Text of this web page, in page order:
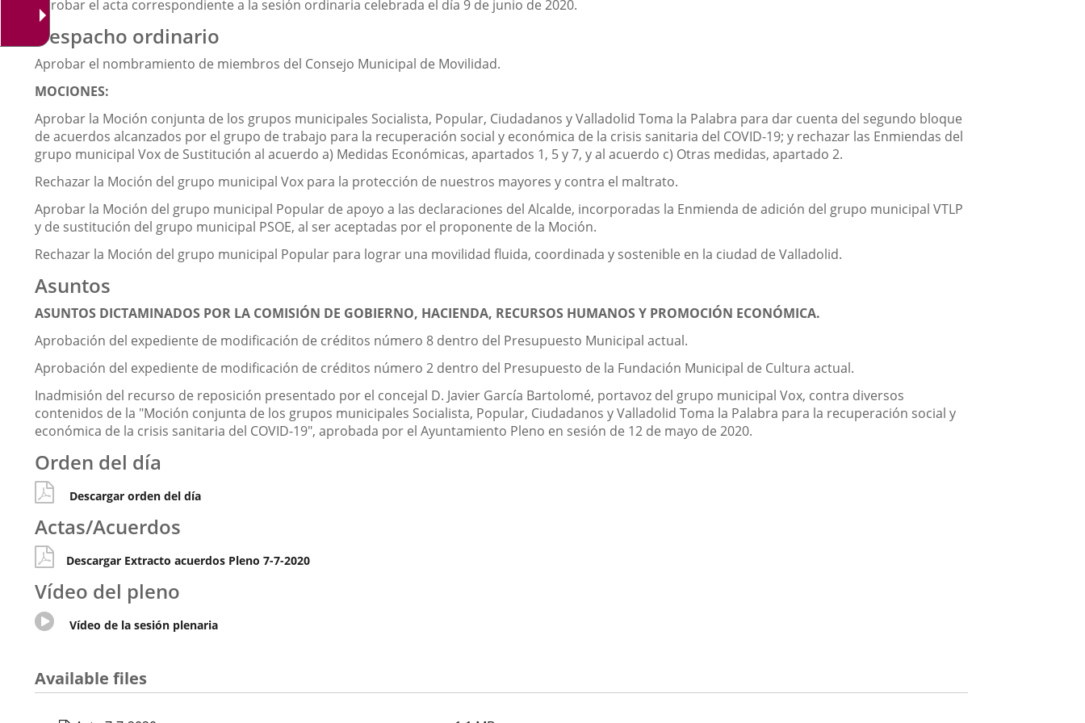
Aprobar el acta correspondiente a la sesión ordinaria celebrada el día 9 de junio de 2020.
Despacho ordinario
Aprobar el nombramiento de miembros del Consejo Municipal de Movilidad.
MOCIONES:
Aprobar la Moción conjunta de los grupos municipales Socialista, Popular, Ciudadanos y Valladolid Toma la Palabra para dar cuenta del segundo bloque
de acuerdos alcanzados por el grupo de trabajo para la recuperación social y económica de la crisis sanitaria del COVID-19; y rechazar las Enmiendas del
grupo municipal Vox de Sustitución al acuerdo a) Medidas Económicas, apartados 1, 5 y 7, y al acuerdo c) Otras medidas, apartado 2.
Rechazar la Moción del grupo municipal Vox para la protección de nuestros mayores y contra el maltrato.
Aprobar la Moción del grupo municipal Popular de apoyo a las declaraciones del Alcalde, incorporadas la Enmienda de adición del grupo municipal VTLP
y de sustitución del grupo municipal PSOE, al ser aceptadas por el proponente de la Moción.
Rechazar la Moción del grupo municipal Popular para lograr una movilidad fluida, coordinada y sostenible en la ciudad de Valladolid.
Asuntos
ASUNTOS DICTAMINADOS POR LA COMISIÓN DE GOBIERNO, HACIENDA, RECURSOS HUMANOS Y PROMOCIÓN ECONÓMICA.
Aprobación del expediente de modificación de créditos número 8 dentro del Presupuesto Municipal actual.
Aprobación del expediente de modificación de créditos número 2 dentro del Presupuesto de la Fundación Municipal de Cultura actual.
Inadmisión del recurso de reposición presentado por el concejal D. Javier García Bartolomé, portavoz del grupo municipal Vox, contra diversos
contenidos de la "Moción conjunta de los grupos municipales Socialista, Popular, Ciudadanos y Valladolid Toma la Palabra para la recuperación social y
económica de la crisis sanitaria del COVID-19", aprobada por el Ayuntamiento Pleno en sesión de 12 de mayo de 2020.
Orden del día
Descargar orden del día
Actas/Acuerdos
Descargar Extracto acuerdos Pleno 7-7-2020
Vídeo del pleno
Vídeo de la sesión plenaria
a
Available files